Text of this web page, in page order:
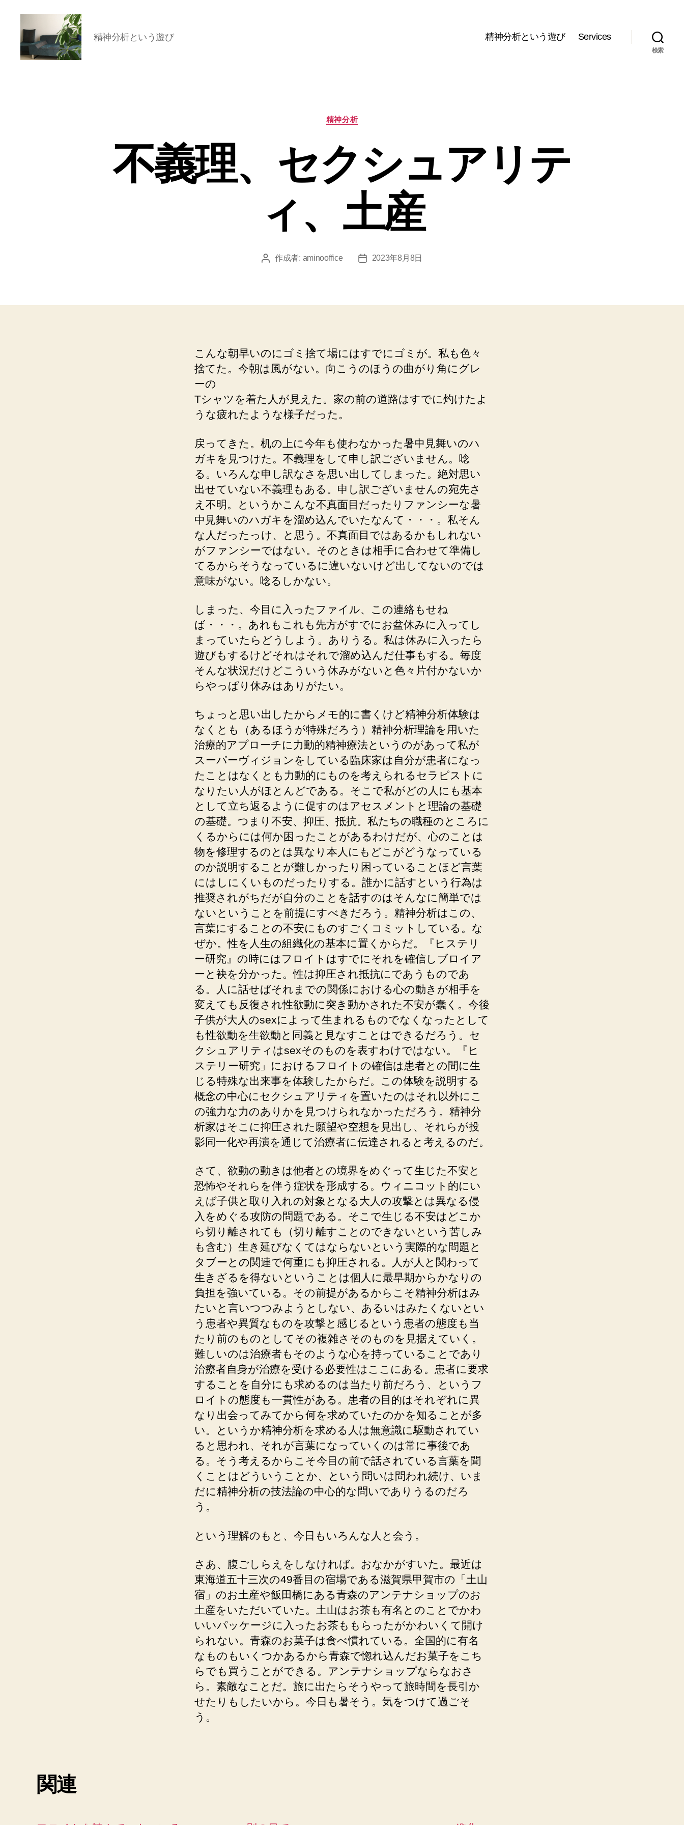
精神分析という遊び 精神分析という遊び Services
検索
カ
テ
リ
ー
精神分析
不義理、セクシュアリテ
ィ、土産
投 作成者: aminooffice
投
2023年8月8日
こんな朝早いのにゴミ捨て場にはすでにゴミが。私も色々
捨てた。今朝は風がない。向こうのほうの曲がり角にグレ
ーの
Tシャツを着た人が見えた。家の前の道路はすでに灼けたよ
うな疲れたような様子だった。
戻ってきた。机の上に今年も使わなかった暑中見舞いのハ
ガキを見つけた。不義理をして申し訳ございません。唸
る。いろんな申し訳なさを思い出してしまった。絶対思い
出せていない不義理もある。申し訳ございませんの宛先さ
え不明。というかこんな不真面目だったりファンシーな暑
中見舞いのハガキを溜め込んでいたなんて・・・。私そん
な人だったっけ、と思う。不真面目ではあるかもしれない
がファンシーではない。そのときは相手に合わせて準備し
てるからそうなっているに違いないけど出してないのでは
意味がない。唸るしかない。
しまった、今目に入ったファイル、この連絡もせね
ば・・・。あれもこれも先方がすでにお盆休みに入ってし
まっていたらどうしよう。ありうる。私は休みに入ったら
遊びもするけどそれはそれで溜め込んだ仕事もする。毎度
そんな状況だけどこういう休みがないと色々片付かないか
らやっぱり休みはありがたい。
ちょっと思い出したからメモ的に書くけど精神分析体験は
なくとも（あるほうが特殊だろう）精神分析理論を用いた
治療的アプローチに力動的精神療法というのがあって私が
スーパーヴィジョンをしている臨床家は自分が患者になっ
たことはなくとも力動的にものを考えられるセラピストに
なりたい人がほとんどである。そこで私がどの人にも基本
として立ち返るように促すのはアセスメントと理論の基礎
の基礎。つまり不安、抑圧、抵抗。私たちの職種のところに
くるからには何か困ったことがあるわけだが、心のことは
物を修理するのとは異なり本人にもどこがどうなっている
のか説明することが難しかったり困っていることほど言葉
にはしにくいものだったりする。誰かに話すという行為は
推奨されがちだが自分のことを話すのはそんなに簡単では
ないということを前提にすべきだろう。精神分析はこの、
言葉にすることの不安にものすごくコミットしている。な
ぜか。性を人生の組織化の基本に置くからだ。『ヒステリ
ー研究』の時にはフロイトはすでにそれを確信しブロイア
ーと袂を分かった。性は抑圧され抵抗にであうものであ
る。人に話せばそれまでの関係における心の動きが相手を
変えても反復され性欲動に突き動かされた不安が蠢く。今後
子供が大人のsexによって生まれるものでなくなったとして
も性欲動を生欲動と同義と見なすことはできるだろう。セ
クシュアリティはsexそのものを表すわけではない。『ヒ
ステリー研究」におけるフロイトの確信は患者との間に生
じる特殊な出来事を体験したからだ。この体験を説明する
概念の中心にセクシュアリティを置いたのはそれ以外にこ
の強力な力のありかを見つけられなかっただろう。精神分
析家はそこに抑圧された願望や空想を見出し、それらが投
影同一化や再演を通じて治療者に伝達されると考えるのだ。
さて、欲動の動きは他者との境界をめぐって生じた不安と
恐怖やそれらを伴う症状を形成する。ウィニコット的にい
えば子供と取り入れの対象となる大人の攻撃とは異なる侵
入をめぐる攻防の問題である。そこで生じる不安はどこか
ら切り離されても（切り離すことのできないという苦しみ
も含む）生き延びなくてはならないという実際的な問題と
タブーとの関連で何重にも抑圧される。人が人と関わって
生きざるを得ないということは個人に最早期からかなりの
負担を強いている。その前提があるからこそ精神分析はみ
たいと言いつつみようとしない、あるいはみたくないとい
う患者や異質なものを攻撃と感じるという患者の態度も当
たり前のものとしてその複雑さそのものを見据えていく。
難しいのは治療者もそのような心を持っていることであり
治療者自身が治療を受ける必要性はここにある。患者に要求
することを自分にも求めるのは当たり前だろう、というフ
ロイトの態度も一貫性がある。患者の目的はそれぞれに異
なり出会ってみてから何を求めていたのかを知ることが多
い。というか精神分析を求める人は無意識に駆動されてい
ると思われ、それが言葉になっていくのは常に事後であ
る。そう考えるからこそ今目の前で話されている言葉を聞
くことはどういうことか、という問いは問われ続け、いま
だに精神分析の技法論の中心的な問いでありうるのだろ
う。
という理解のもと、今日もいろんな人と会う。
さあ、腹ごしらえをしなければ。おなかがすいた。最近は
東海道五十三次の49番目の宿場である滋賀県甲賀市の「土山
宿」のお土産や飯田橋にある青森のアンテナショップのお
土産をいただいていた。土山はお茶も有名とのことでかわ
いいパッケージに入ったお茶ももらったがかわいくて開け
られない。青森のお菓子は食べ慣れている。全国的に有名
なものもいくつかあるから青森で惚れ込んだお菓子をこち
らでも買うことができる。アンテナショップならなおさ
ら。素敵なことだ。旅に出たらそうやって旅時間を長引か
せたりもしたいから。今日も暑そう。気をつけて過ごそ
う。
関連